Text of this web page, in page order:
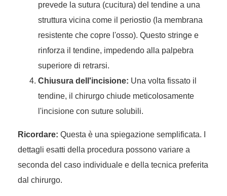
prevede la sutura (cucitura) del tendine a una
struttura vicina come il periostio (la membrana
resistente che copre l'osso). Questo stringe e
rinforza il tendine, impedendo alla palpebra
superiore di retrarsi.
Chiusura dell'incisione: Una volta fissato il
tendine, il chirurgo chiude meticolosamente
l'incisione con suture solubili.
Ricordare: Questa è una spiegazione semplificata. I
dettagli esatti della procedura possono variare a
seconda del caso individuale e della tecnica preferita
dal chirurgo.